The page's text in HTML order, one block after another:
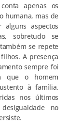
apenas os
humana, mas de
aspectos
sobretudo se
se repete
A presença
sempre foi
que o homem
à família.
nos últimos
no